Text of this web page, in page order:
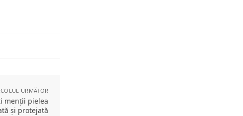
URMĂTOR
menții pielea
și protejată